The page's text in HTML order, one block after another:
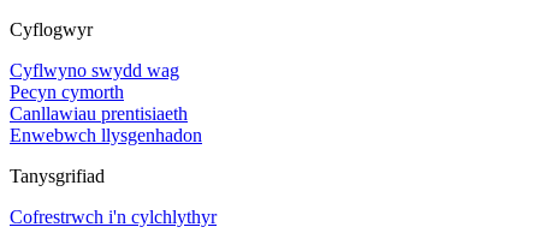
Cyflogwyr
Cyflwyno swydd wag
Pecyn cymorth
Canllawiau prentisiaeth
Enwebwch llysgenhadon
Tanysgrifiad
Cofrestrwch i'n cylchlythyr